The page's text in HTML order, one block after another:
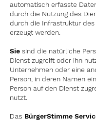
automatisch erfasste
durch die Nutzung des
durch die Infrastruktur
erzeugt werden.
Sie sind die natürliche
Dienst zugreift oder ihn
Unternehmen oder eine
Person, in deren Namen
Person auf den Dienst
nutzt.
Das BürgerStimme